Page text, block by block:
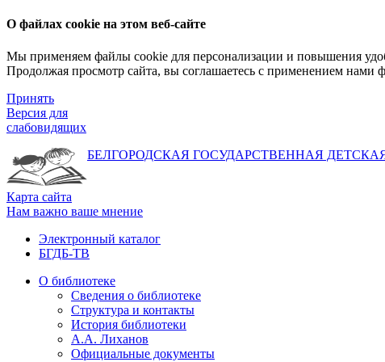
О файлах cookie на этом веб-сайте
Мы применяем файлы cookie для персонализации и повышения
Продолжая просмотр сайта, вы соглашаетесь с применением нами
Принять
Версия для
слабовидящих
БЕЛГОРОДСКАЯ ГОСУДАРСТВЕННАЯ
Карта сайта
Нам важно ваше мнение
Электронный каталог
БГДБ-ТВ
О библиотеке
Сведения о библиотеке
Структура и контакты
История библиотеки
А.А. Лиханов
Официальные документы